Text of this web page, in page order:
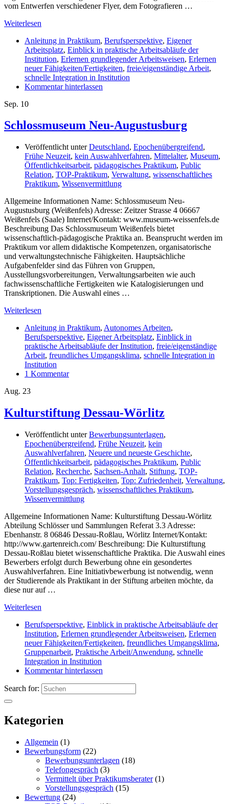
vom Entwerfen verschiedener Flyer, dem Fotografieren …
Weiterlesen
Anleitung in Praktikum, Berufsperspektive, Eigener
Arbeitsplatz, Einblick in praktische Arbeitsabläufe der
Institution, Erlernen grundlegender Arbeitsweisen, Erlernen
neuer Fähigkeiten/Fertigkeiten, freie/eigenständige Arbeit,
schnelle Integration in Institution
Kommentar hinterlassen
Sep. 10
Schlossmuseum Neu-Augustusburg
Veröffentlicht unterDeutschland, Epochenübergreifend,
Frühe Neuzeit, kein Auswahlverfahren, Mittelalter, Museum,
Öffentlichkeitsarbeit, pädagogisches Praktikum, Public
Relation, TOP-Praktikum, Verwaltung, wissenschaftliches
Praktikum, Wissenvermittlung
Allgemeine Informationen Name: Schlossmuseum Neu-
Augustusburg (Weißenfels) Adresse: Zeitzer Strasse 4 06667
Weißenfels (Saale) Internet/Kontakt: www.museum-weissenfels.de
Beschreibung Das Schlossmuseum Weißenfels bietet
wissenschaftlich-pädagogische Praktika an. Beansprucht werden im
Praktikum vor allem didaktische Kompetenzen, organisatorische
und verwaltungstechnische Fähigkeiten. Hauptsächliche
Aufgabenfelder sind das Führen von Gruppen,
Ausstellungsvorbereitungen, Verwaltungsarbeiten wie auch
fachwissenschaftliche Fertigkeiten wie Katalogisierungen und
Transkriptionen. Die Auswahl eines …
Weiterlesen
Anleitung in Praktikum, Autonomes Arbeiten,
Berufsperspektive, Eigener Arbeitsplatz, Einblick in
praktische Arbeitsabläufe der Institution, freie/eigenständige
Arbeit, freundliches Umgangsklima, schnelle Integration in
Institution
1 Kommentar
Aug. 23
Kulturstiftung Dessau-Wörlitz
Veröffentlicht unterBewerbungsunterlagen,
Epochenübergreifend, Frühe Neuzeit, kein
Auswahlverfahren, Neuere und neueste Geschichte,
Öffentlichkeitsarbeit, pädagogisches Praktikum, Public
Relation, Recherche, Sachsen-Anhalt, Stiftung, TOP-
Praktikum, Top: Fertigkeiten, Top: Zufriedenheit, Verwaltung,
Vorstellungsgespräch, wissenschaftliches Praktikum,
Wissenvermittlung
Allgemeine Informationen Name: Kulturstiftung Dessau-Wörlitz
Abteilung Schlösser und Sammlungen Referat 3.3 Adresse:
Ebenhanstr. 8 06846 Dessau-Roßlau, Wörlitz Internet/Kontakt:
http://www.gartenreich.com/ Beschreibung: Die Kulturstiftung
Dessau-Roßlau bietet wissenschaftliche Praktika. Die Auswahl eines
Bewerbers erfolgt durch Bewerbung ohne ein gesondertes
Auswahlverfahren. Eine Initiativbewerbung ist notwendig, wenn
der Studierende als Praktikant in der Stiftung arbeiten möchte, da
diese nur auf …
Weiterlesen
Berufsperspektive, Einblick in praktische Arbeitsabläufe der
Institution, Erlernen grundlegender Arbeitsweisen, Erlernen
neuer Fähigkeiten/Fertigkeiten, freundliches Umgangsklima,
Gruppenarbeit, Praktische Arbeit/Anwendung, schnelle
Integration in Institution
Kommentar hinterlassen
Search for:
Kategorien
Allgemein (1)
Bewerbungsform (22)
Bewerbungsunterlagen (18)
Telefongespräch (3)
Vermittelt über Praktikumsberater(1)
Vorstellungsgespräch (15)
Bewertung (24)